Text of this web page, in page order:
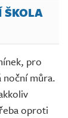
ŠKOLA
pro
můra.
oproti